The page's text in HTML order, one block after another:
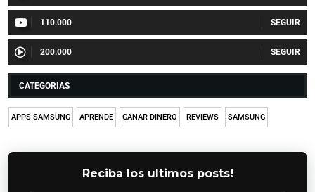
110.000
200.000
CATEGORIAS
APPS SAMSUNG APRENDE GANAR DINERO REVIEWS SAMSUNG
Reciba los ultimos posts!